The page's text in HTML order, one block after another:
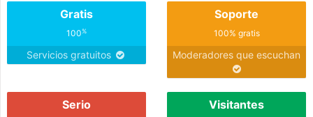
Gratis
100%
Servicios gratuitos
Soporte
100% gratis
Moderadores que escuchan
Serio Visitantes